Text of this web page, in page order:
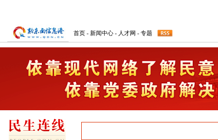
首页 - 新闻中心 - 人才网 - 专题